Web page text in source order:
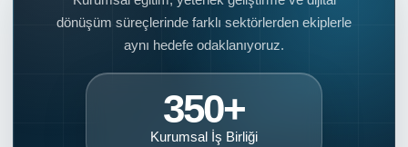
dönüşüm süreçlerinde farklı sektörlerden ekiplerle
aynı hedefe odaklanıyoruz.
350+
Kurumsal İş Birliği